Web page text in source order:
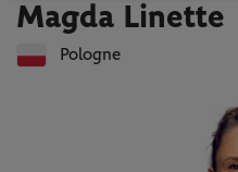
Magda Linette
Pologne